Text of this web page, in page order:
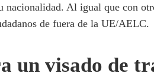
nacionalidad. Al igual que con
de fuera de la UE/AELC.
un visado de